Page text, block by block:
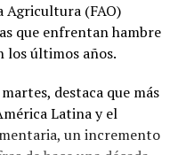
Agricultura (FAO)
que enfrentan hambre
los últimos años.
destaca que más
Latina y el
un incremento